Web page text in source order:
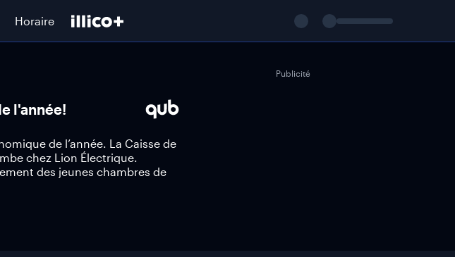
Horaire
l'année!
de l’année. La Caisse de
chez Lion Électrique.
des jeunes chambres de
Publicité